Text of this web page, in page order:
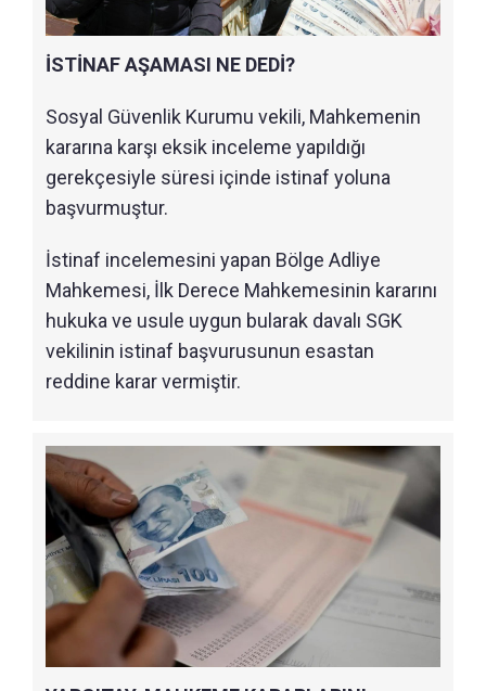
İSTİNAF AŞAMASI NE DEDİ?
Sosyal Güvenlik Kurumu vekili, Mahkemenin
kararına karşı eksik inceleme yapıldığı
gerekçesiyle süresi içinde istinaf yoluna
başvurmuştur.
İstinaf incelemesini yapan Bölge Adliye
Mahkemesi, İlk Derece Mahkemesinin kararını
hukuka ve usule uygun bularak davalı SGK
vekilinin istinaf başvurusunun esastan
reddine karar vermiştir.